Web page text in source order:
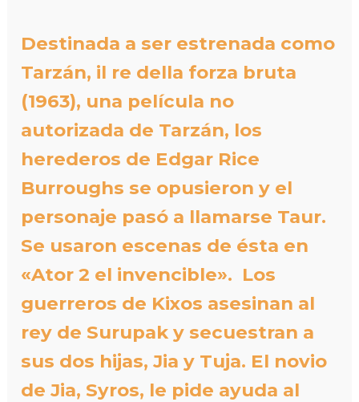
desde
hasta
9,00€
Destinada a ser estrenada como
Tarzán, il re della forza bruta
(1963), una película no
autorizada de Tarzán, los
herederos de Edgar Rice
Burroughs se opusieron y el
personaje pasó a llamarse Taur.
Se usaron escenas de ésta en
«Ator 2 el invencible». Los
guerreros de Kixos asesinan al
rey de Surupak y secuestran a
sus dos hijas, Jia y Tuja. El novio
de Jia, Syros, le pide ayuda al